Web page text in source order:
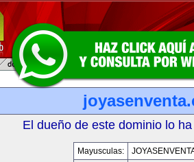
El dueño de este dominio lo
Mayusculas: